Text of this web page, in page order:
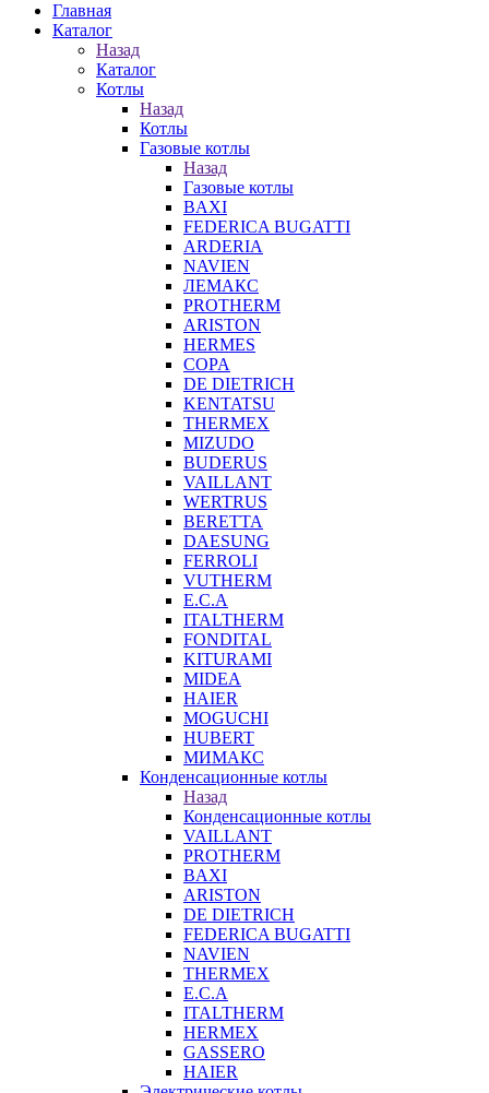
Главная
Каталог
Назад
Каталог
Котлы
Назад
Котлы
Газовые котлы
Назад
Газовые котлы
BAXI
FEDERICA BUGATTI
ARDERIA
NAVIEN
ЛЕМАКС
PROTHERM
ARISTON
HERMES
COPA
DE DIETRICH
KENTATSU
THERMEX
MIZUDO
BUDERUS
VAILLANT
WERTRUS
BERETTA
DAESUNG
FERROLI
VUTHERM
E.C.A
ITALTHERM
FONDITAL
KITURAMI
MIDEA
HAIER
MOGUCHI
HUBERT
МИМАКС
Конденсационные котлы
Назад
Конденсационные котлы
VAILLANT
PROTHERM
BAXI
ARISTON
DE DIETRICH
FEDERICA BUGATTI
NAVIEN
THERMEX
E.C.A
ITALTHERM
HERMEX
GASSERO
HAIER